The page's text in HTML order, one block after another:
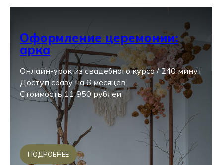
Оформление церемонии:
арка
Онлайн-урок из свадебного курса / 240 минут
Доступ сразу на 6 месяцев
Стоимость 11 950 рублей
ПОДРОБНЕЕ